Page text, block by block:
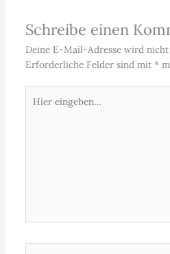
Schreibe einen
Deine E-Mail-Adresse wird
Erforderliche Felder sind mit *
eingeben…